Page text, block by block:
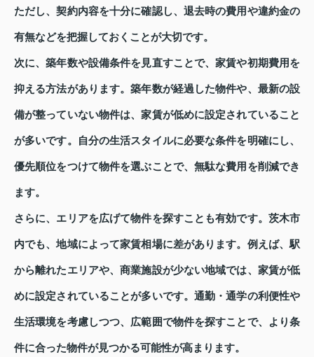
ただし、契約内容を十分に確認し、退去時の費用や違約金の
有無などを把握しておくことが大切です。
次に、築年数や設備条件を見直すことで、家賃や初期費用を
抑える方法があります。築年数が経過した物件や、最新の設
備が整っていない物件は、家賃が低めに設定されていること
が多いです。自分の生活スタイルに必要な条件を明確にし、
優先順位をつけて物件を選ぶことで、無駄な費用を削減でき
ます。
さらに、エリアを広げて物件を探すことも有効です。茨木市
内でも、地域によって家賃相場に差があります。例えば、駅
から離れたエリアや、商業施設が少ない地域では、家賃が低
めに設定されていることが多いです。通勤・通学の利便性や
生活環境を考慮しつつ、広範囲で物件を探すことで、より条
件に合った物件が見つかる可能性が高まります。